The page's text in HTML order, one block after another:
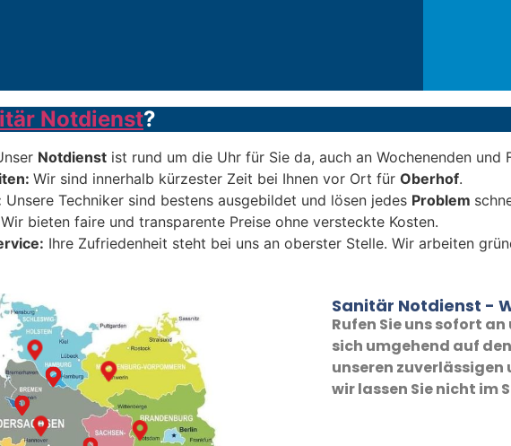
Notdienst?
Notdienst ist rund um die Uhr für Sie da, auch an Wochenenden und
Wir sind innerhalb kürzester Zeit bei Ihnen vor Ort für Oberhof.
Unsere Techniker sind bestens ausgebildet und lösen jedes Problem
Wir bieten faire und transparente Preise ohne versteckte Kosten.
Ihre Zufriedenheit steht bei uns an oberster Stelle. Wir arbeiten
Sanitär Notdienst -
Rufen Sie uns sofort
sich umgehend auf
unseren
wir lassen Sie nicht im